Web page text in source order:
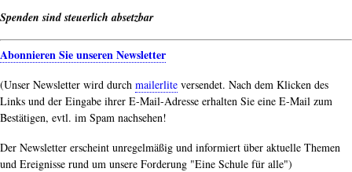
Spenden sind steuerlich absetzbar
Abonnieren Sie unseren Newsletter
(Unser Newsletter wird durch mailerlite versendet. Nach dem Klicken des
Links und der Eingabe ihrer E-Mail-Adresse erhalten Sie eine E-Mail zum
Bestätigen, evtl. im Spam nachsehen!
Der Newsletter erscheint unregelmäßig und informiert über aktuelle Themen
und Ereignisse rund um unsere Forderung "Eine Schule für alle")